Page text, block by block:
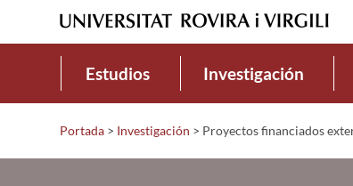
Estudios Investigación
Portada > Investigación > Proyectos financiados